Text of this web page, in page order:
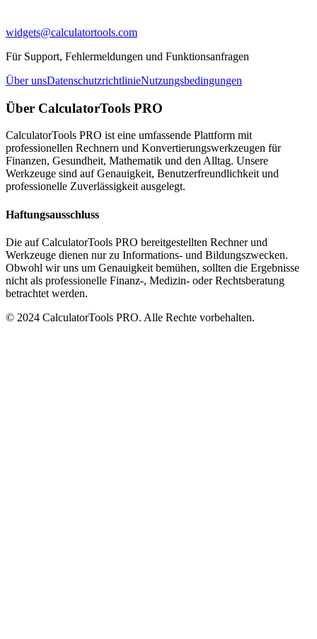
widgets@calculatortools.com
Für Support, Fehlermeldungen und Funktionsanfragen
Über unsDatenschutzrichtlinieNutzungsbedingungen
Über CalculatorTools PRO
CalculatorTools PRO ist eine umfassende Plattform mit
professionellen Rechnern und Konvertierungswerkzeugen für
Finanzen, Gesundheit, Mathematik und den Alltag. Unsere
Werkzeuge sind auf Genauigkeit, Benutzerfreundlichkeit und
professionelle Zuverlässigkeit ausgelegt.
Haftungsausschluss
Die auf CalculatorTools PRO bereitgestellten Rechner und
Werkzeuge dienen nur zu Informations- und Bildungszwecken.
Obwohl wir uns um Genauigkeit bemühen, sollten die Ergebnisse
nicht als professionelle Finanz-, Medizin- oder Rechtsberatung
betrachtet werden.
© 2024 CalculatorTools PRO. Alle Rechte vorbehalten.